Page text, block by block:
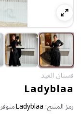
فستان العيد
Ladyblaa
رمز المنتج: Ladyblaaمتوفر